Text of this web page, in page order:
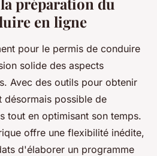
en ligne
pour le permis de conduire
solide des aspects
Avec des outils pour obtenir
désormais possible de
tout en optimisant son temps.
offre une flexibilité inédite,
d'élaborer un programme